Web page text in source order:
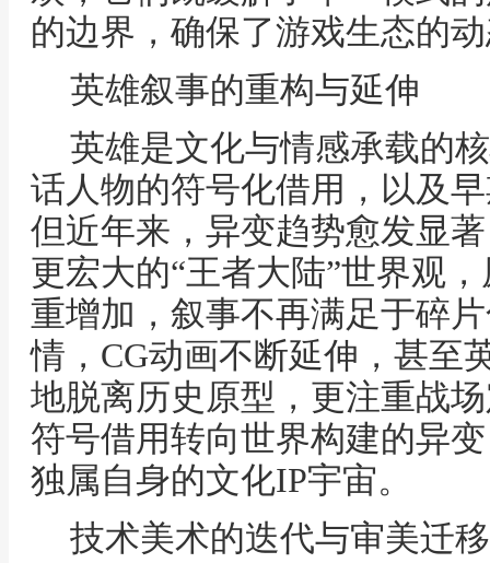
的边界，确保了游戏生态的
英雄叙事的重构与延伸
英雄是文化与情感承载的
话人物的符号化借用，以及
但近年来，异变趋势愈发显
更宏大的“王者大陆”世界观
重增加，叙事不再满足于碎
情，CG动画不断延伸，甚至
地脱离历史原型，更注重战
符号借用转向世界构建的异
独属自身的文化IP宇宙。
技术美术的迭代与审美迁移